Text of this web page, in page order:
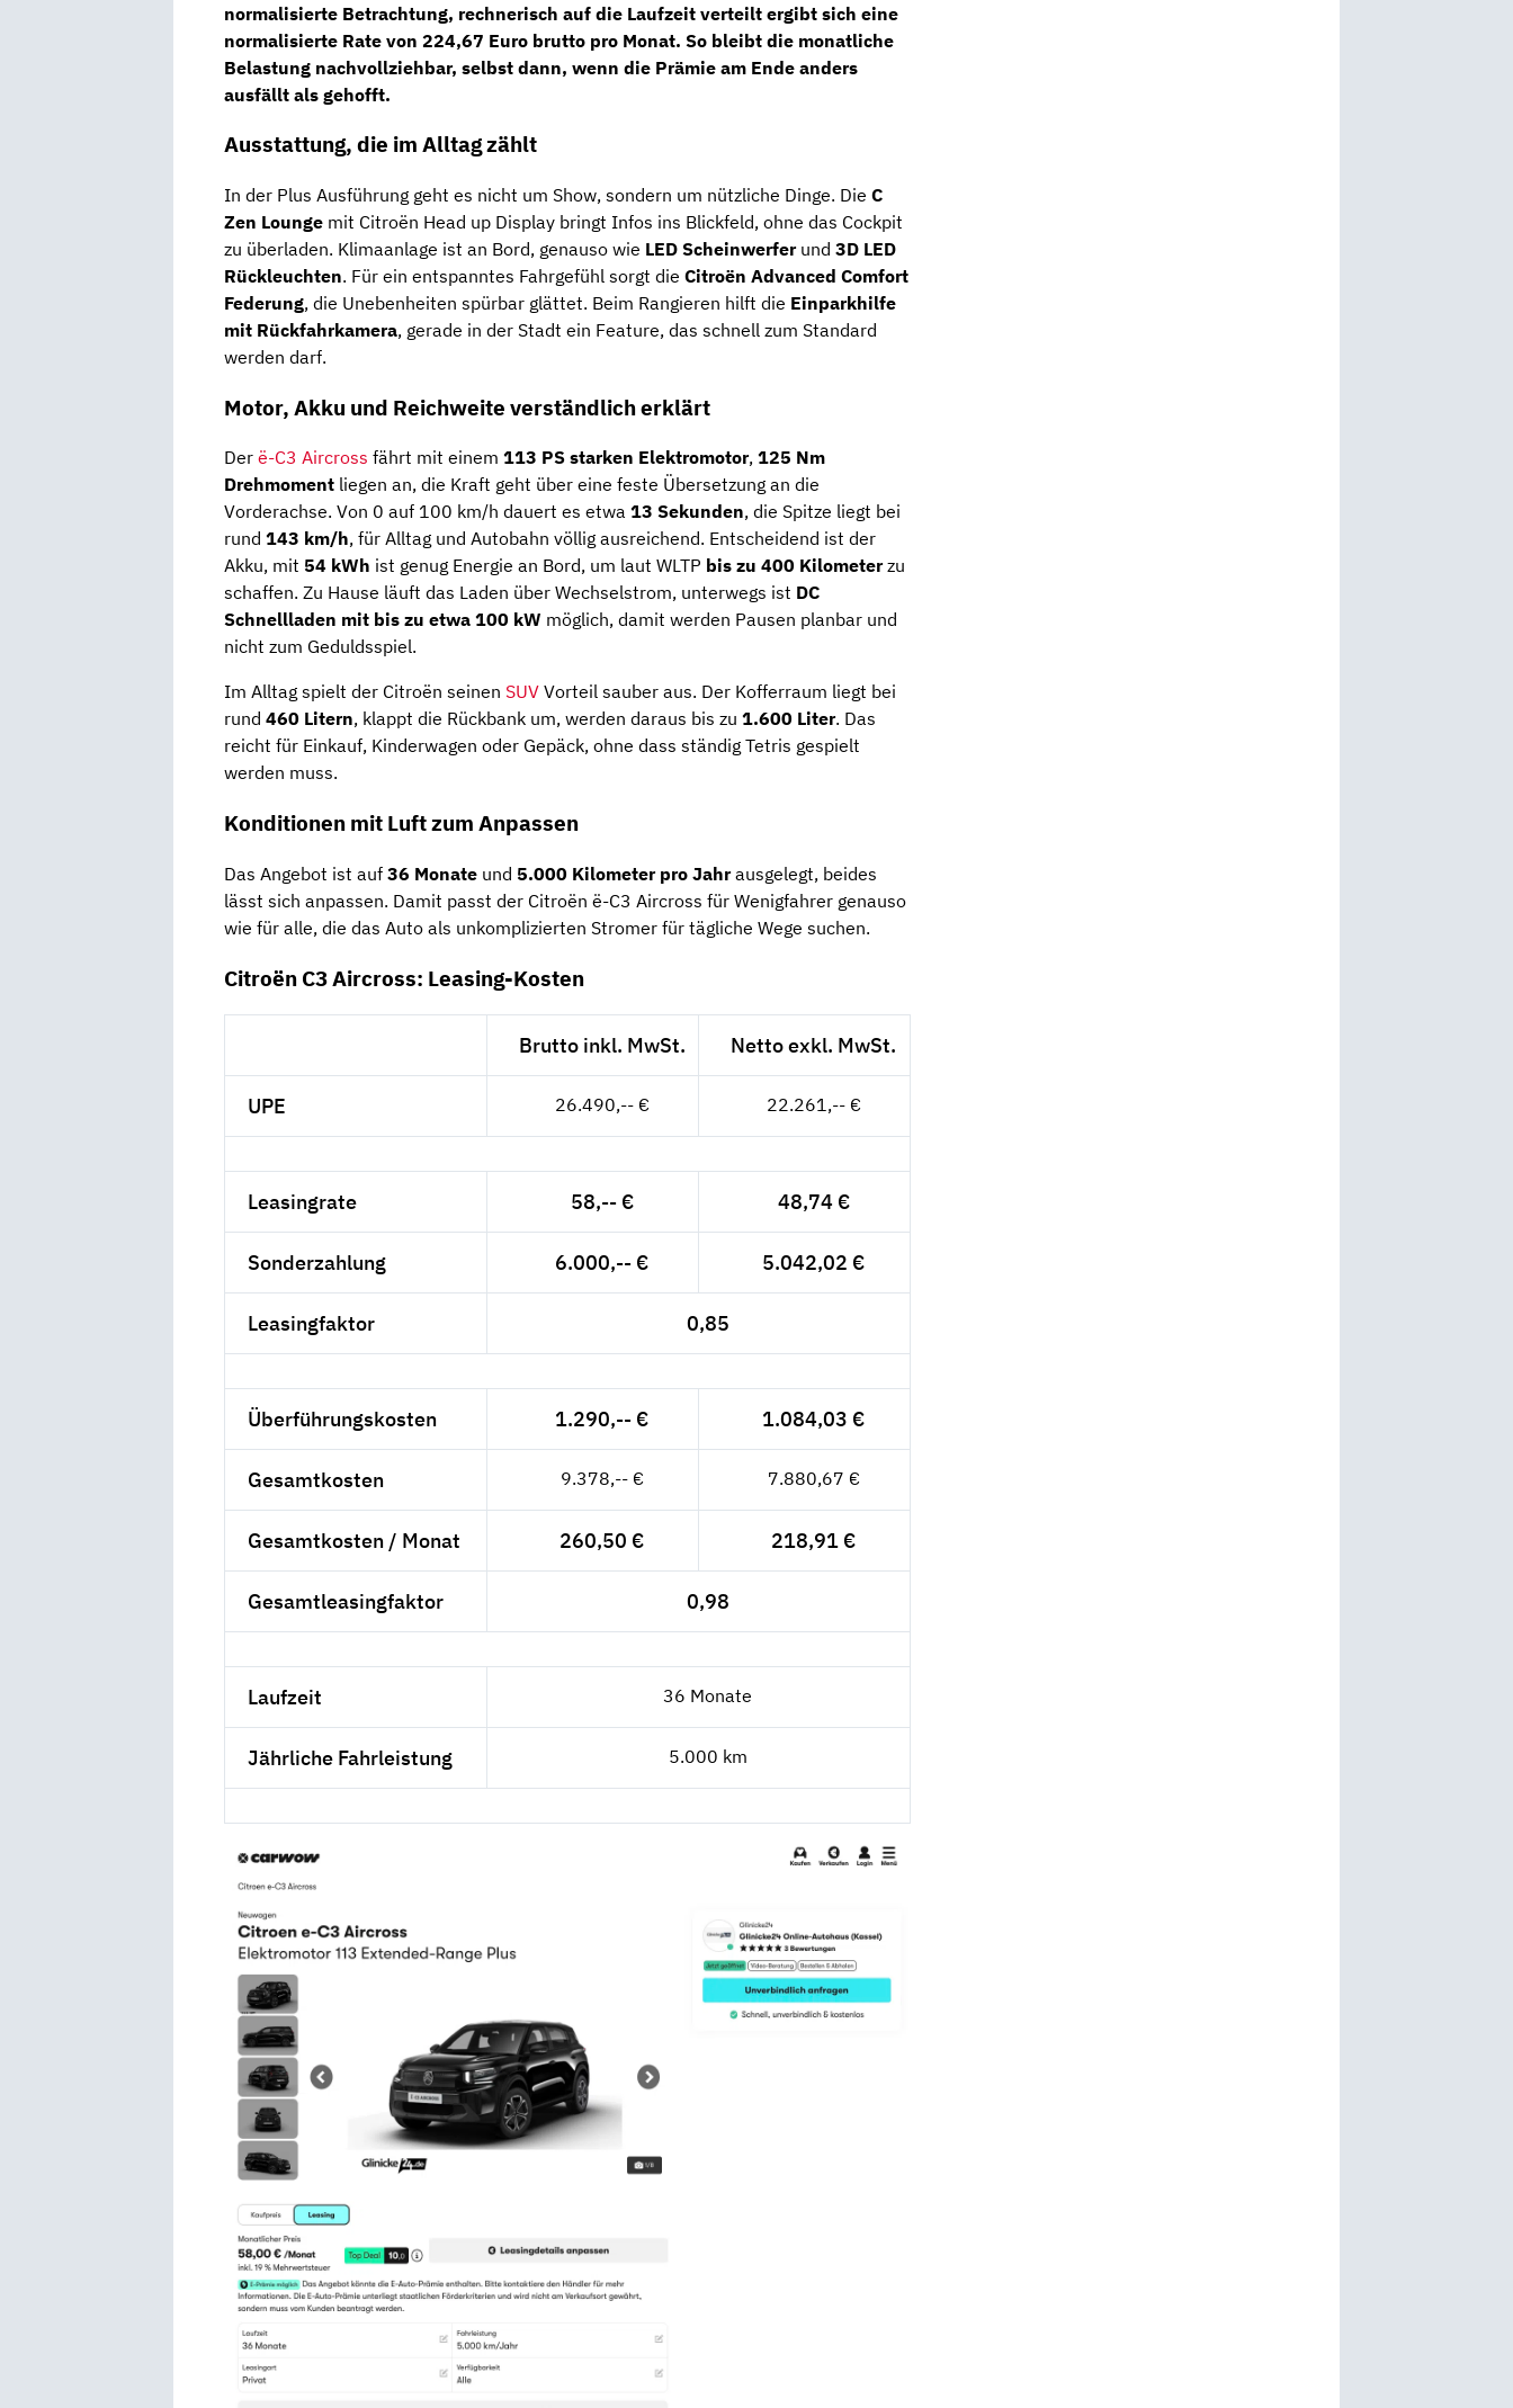
normalisierte Betrachtung, rechnerisch auf die Laufzeit verteilt ergibt sich eine
normalisierte Rate von 224,67 Euro brutto pro Monat. So bleibt die monatliche
Belastung nachvollziehbar, selbst dann, wenn die Prämie am Ende anders
ausfällt als gehofft.
Ausstattung, die im Alltag zählt
In der Plus Ausführung geht es nicht um Show, sondern um nützliche Dinge. Die C
Zen Lounge mit Citroën Head up Display bringt Infos ins Blickfeld, ohne das Cockpit
zu überladen. Klimaanlage ist an Bord, genauso wie LED Scheinwerferund 3D LED
Rückleuchten. Für ein entspanntes Fahrgefühl sorgt die Citroën Advanced Comfort
Federung, die Unebenheiten spürbar glättet. Beim Rangieren hilft die Einparkhilfe
mit Rückfahrkamera, gerade in der Stadt ein Feature, das schnell zum Standard
werden darf.
Motor, Akku und Reichweite verständlich erklärt
Der ë-C3 Aircross fährt mit einem 113 PS starken Elektromotor, 125 Nm
Drehmoment liegen an, die Kraft geht über eine feste Übersetzung an die
Vorderachse. Von 0 auf 100 km/h dauert es etwa 13 Sekunden, die Spitze liegt bei
rund 143 km/h, für Alltag und Autobahn völlig ausreichend. Entscheidend ist der
Akku, mit 54 kWh ist genug Energie an Bord, um laut WLTP bis zu 400 Kilometerzu
schaffen. Zu Hause läuft das Laden über Wechselstrom, unterwegs ist DC
Schnellladen mit bis zu etwa 100 kW möglich, damit werden Pausen planbar und
nicht zum Geduldsspiel.
Im Alltag spielt der Citroën seinen SUV Vorteil sauber aus. Der Kofferraum liegt bei
rund 460 Litern, klappt die Rückbank um, werden daraus bis zu 1.600 Liter. Das
reicht für Einkauf, Kinderwagen oder Gepäck, ohne dass ständig Tetris gespielt
werden muss.
Konditionen mit Luft zum Anpassen
Das Angebot ist auf 36 Monate und 5.000 Kilometer pro Jahrausgelegt, beides
lässt sich anpassen. Damit passt der Citroën ë-C3 Aircross für Wenigfahrer genauso
wie für alle, die das Auto als unkomplizierten Stromer für tägliche Wege suchen.
Citroën C3 Aircross: Leasing-Kosten
Brutto inkl. MwSt. Netto exkl. MwSt.
UPE 26.490,-- € 22.261,-- €
Leasingrate 58,-- € 48,74 €
Sonderzahlung 6.000,-- € 5.042,02 €
Leasingfaktor 0,85
Überführungskosten 1.290,-- € 1.084,03 €
Gesamtkosten 9.378,-- € 7.880,67 €
Gesamtkosten / Monat 260,50 € 218,91 €
Gesamtleasingfaktor 0,98
Laufzeit 36 Monate
Jährliche Fahrleistung 5.000 km